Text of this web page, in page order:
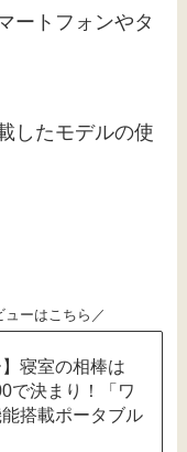
ートフォンやタ
したモデルの使
ーはこちら／
】寝室の相棒は
で決まり！「ワ
搭載ポータブル